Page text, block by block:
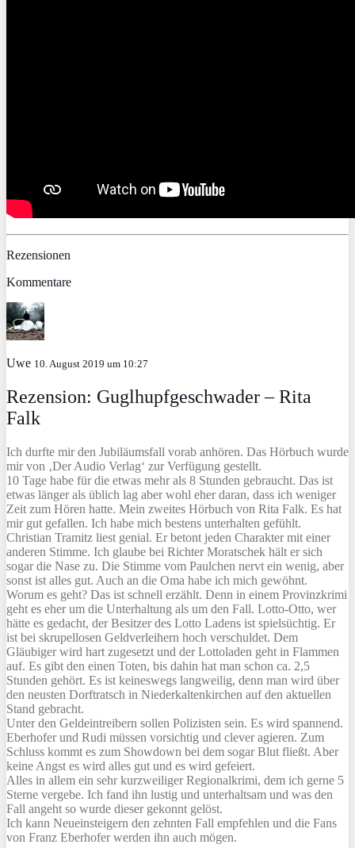
Rezensionen
Kommentare
Uwe 10. August 2019 um 10:27
Rezension: Guglhupfgeschwader – Rita
Falk
Ich durfte mir den Jubiläumsfall vorab anhören. Das Hörbuch wurde
mir von ‚Der Audio Verlag‘ zur Verfügung gestellt.
10 Tage habe für die etwas mehr als 8 Stunden gebraucht. Das ist
etwas länger als üblich lag aber wohl eher daran, dass ich weniger
Zeit zum Hören hatte. Mein zweites Hörbuch von Rita Falk. Es hat
mir gut gefallen. Ich habe mich bestens unterhalten gefühlt.
Christian Tramitz liest genial. Er betont jeden Charakter mit einer
anderen Stimme. Ich glaube bei Richter Moratschek hält er sich
sogar die Nase zu. Die Stimme vom Paulchen nervt ein wenig, aber
sonst ist alles gut. Auch an die Oma habe ich mich gewöhnt.
Worum es geht? Das ist schnell erzählt. Denn in einem Provinzkrimi
geht es eher um die Unterhaltung als um den Fall. Lotto-Otto, wer
hätte es gedacht, der Besitzer des Lotto Ladens ist spielsüchtig. Er
ist bei skrupellosen Geldverleihern hoch verschuldet. Dem
Gläubiger wird hart zugesetzt und der Lottoladen geht in Flammen
auf. Es gibt den einen Toten, bis dahin hat man schon ca. 2,5
Stunden gehört. Es ist keineswegs langweilig, denn man wird über
den neusten Dorftratsch in Niederkaltenkirchen auf den aktuellen
Stand gebracht.
Unter den Geldeintreibern sollen Polizisten sein. Es wird spannend.
Eberhofer und Rudi müssen vorsichtig und clever agieren. Zum
Schluss kommt es zum Showdown bei dem sogar Blut fließt. Aber
keine Angst es wird alles gut und es wird gefeiert.
Alles in allem ein sehr kurzweiliger Regionalkrimi, dem ich gerne 5
Sterne vergebe. Ich fand ihn lustig und unterhaltsam und was den
Fall angeht so wurde dieser gekonnt gelöst.
Ich kann Neueinsteigern den zehnten Fall empfehlen und die Fans
von Franz Eberhofer werden ihn auch mögen.